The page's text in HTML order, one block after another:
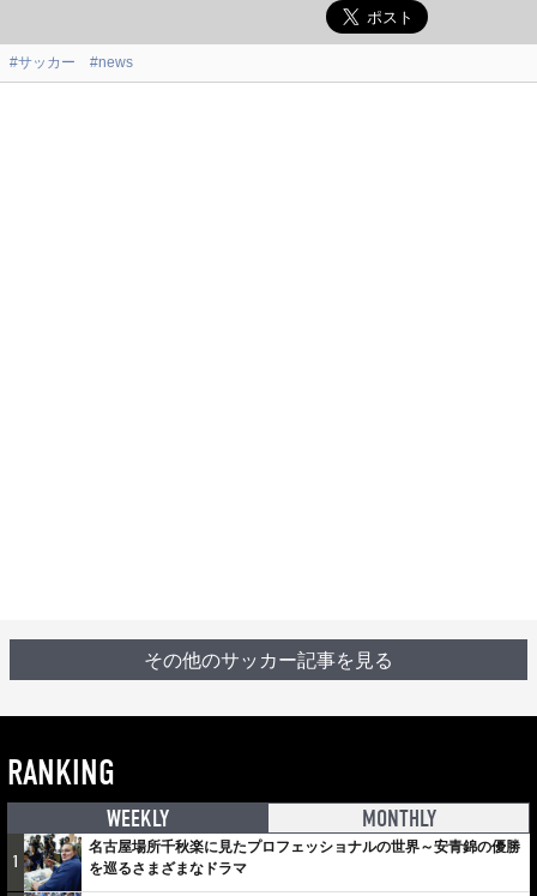
#サッカー #news
その他のサッカー記事を見る
RANKING
WEEKLY MONTHLY
1
名古屋場所千秋楽に見たプロフェッショナルの世界～安青錦の優勝
を巡るさまざまなドラマ